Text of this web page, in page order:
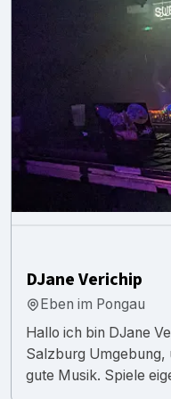
DJane Verichip
Eben im Pongau
Hallo ich bin DJane
Salzburg Umgebung,
gute Musik. Spiele